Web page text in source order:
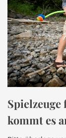
kommt es